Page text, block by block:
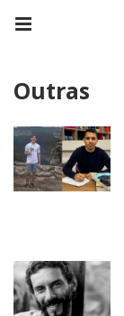
Outras